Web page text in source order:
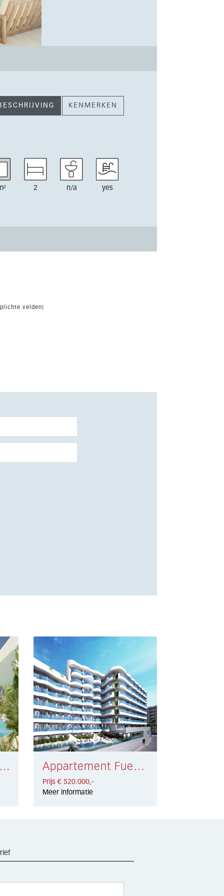
KENMERKEN
2 n/a yes
velden)
Estepona Golf € 550.000,- Appartement Fuengirola Centro € 520.000,-
Prijs € 520.000,-
Meer informatie